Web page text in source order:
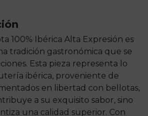
100% Ibérica Alta Expresión es
tradición gastronómica que se
Esta pieza representa lo
ibérica, proveniente de
en libertad con bellotas,
a su exquisito sabor, sino
una calidad superior. Con